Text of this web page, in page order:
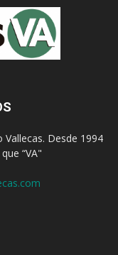
Desde 1994
“VA"